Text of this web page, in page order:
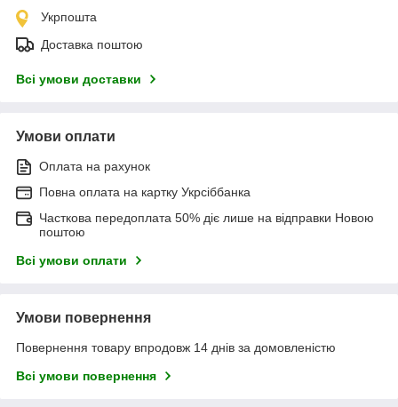
Укрпошта
Доставка поштою
Всі умови доставки
Умови оплати
Оплата на рахунок
Повна оплата на картку Укрсіббанка
Часткова передоплата 50% діє лише на відправки Новою
поштою
Всі умови оплати
Умови повернення
Повернення товару впродовж 14 днів за домовленістю
Всі умови повернення